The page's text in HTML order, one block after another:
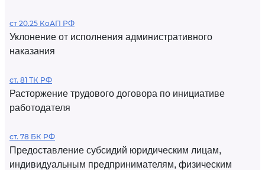
ст 20.25 КоАП РФ
Уклонение от исполнения административного
наказания
ст. 81 ТК РФ
Расторжение трудового договора по инициативе
работодателя
ст. 78 БК РФ
Предоставление субсидий юридическим лицам,
индивидуальным предпринимателям, физическим